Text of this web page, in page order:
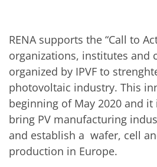
卷到卷
服务组合
服务热线 和 服务中心
数字化服务
服务级别协议
备件服务
设备升级
培训
技术
技术中心
工艺技术
RENA supports the “Call to
organizations, institutes and
organized by IPVF to
photovoltaic industry. This
beginning of May 2020 and
bring PV manufacturing
and establish a wafer, cell
production in Europe.